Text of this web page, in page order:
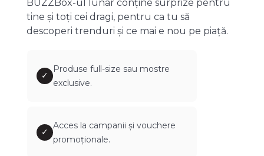
BUZZBox-ul lunar conține surprize pentru
tine și toți cei dragi, pentru ca tu să
descoperi trenduri și ce mai e nou pe piață.
✓
Produse full-size sau mostre
exclusive.
✓
Acces la campanii și vouchere
promoționale.